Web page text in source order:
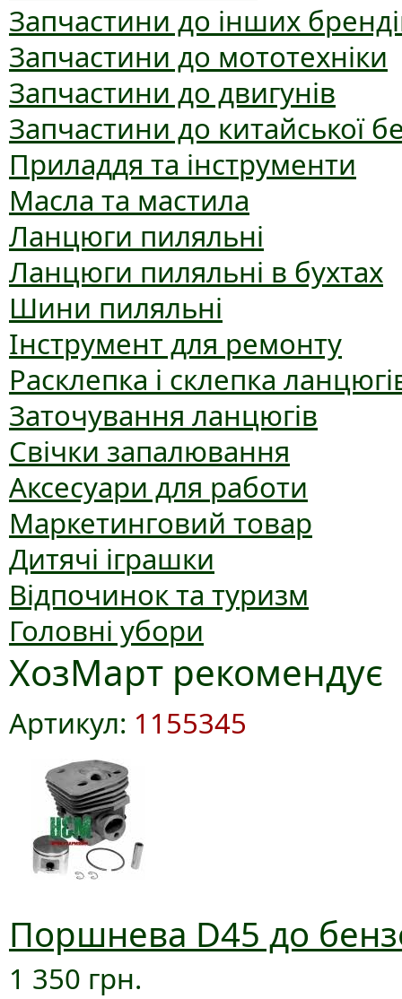
Запчастини до інших
Запчастини до мототехніки
Запчастини до двигунів
Запчастини до китайської
Приладдя та інструменти
Масла та мастила
Ланцюги пиляльні
Ланцюги пиляльні в бухтах
Шини пиляльні
Інструмент для ремонту
Расклепка і склепка
Заточування ланцюгів
Свічки запалювання
Аксесуари для работи
Маркетинговий товар
Дитячі іграшки
Відпочинок та туризм
Головні убори
ХозМарт рекомендує
Артикул: 1155345
Поршнева D45 до
1 350 грн.